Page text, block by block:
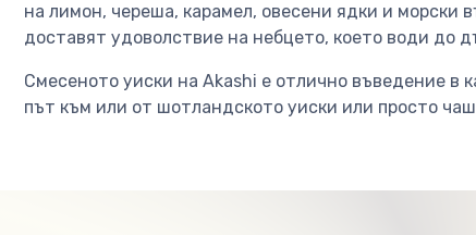
на лимон, череша, карамел, овесени ядки и морски
доставят удоволствие на небцето, което води до
Смесеното уиски на Akashi е отлично въведение в
път към или от шотландското уиски или просто